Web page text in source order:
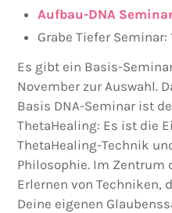
Aufbau-DNA
Grabe Tiefer Seminar:
Es gibt ein Basis-
November zur Auswahl.
Basis DNA-Seminar ist
ThetaHealing: Es ist die
ThetaHealing-Technik
Philosophie. Im Zentrum
Erlernen von Techniken,
Deine eigenen